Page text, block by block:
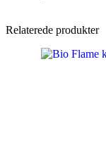
Relaterede produkter